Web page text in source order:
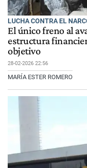
LUCHA CONTRA EL
El único freno al
estructura
objetivo
28-02-2026 22:56
MARÍA ESTER ROMERO